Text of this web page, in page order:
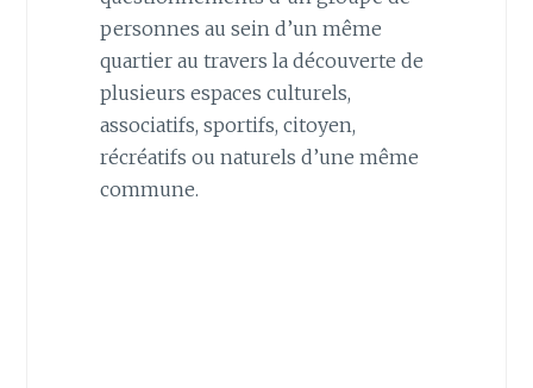
personnes au sein d’un même
quartier au travers la découverte de
plusieurs espaces culturels,
associatifs, sportifs, citoyen,
récréatifs ou naturels d’une même
commune.